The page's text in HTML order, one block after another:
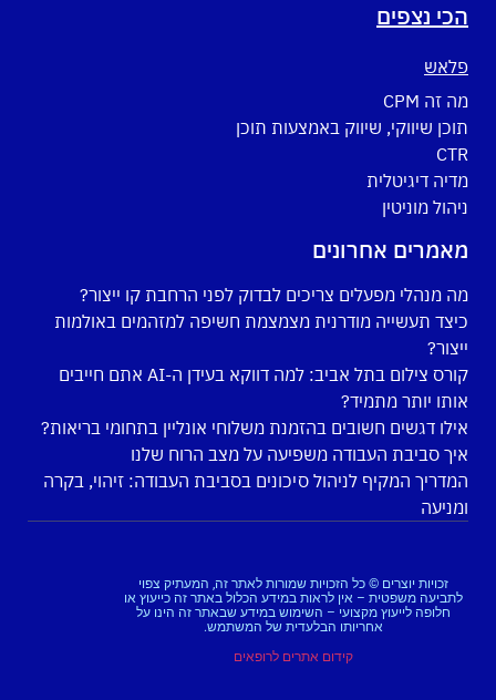
הכי נצפים
פלאש
מה זה CPM
תוכן שיווקי, שיווק באמצעות תוכן
CTR
מדיה דיגיטלית
ניהול מוניטין
מאמרים אחרונים
מה מנהלי מפעלים צריכים לבדוק לפני הרחבת קו ייצור?
כיצד תעשייה מודרנית מצמצמת חשיפה למזהמים באולמות
ייצור?
קורס צילום בתל אביב: למה דווקא בעידן ה-AI אתם חייבים
אותו יותר מתמיד?
אילו דגשים חשובים בהזמנת משלוחי אונליין בתחומי בריאות?
איך סביבת העבודה משפיעה על מצב הרוח שלנו
המדריך המקיף לניהול סיכונים בסביבת העבודה: זיהוי, בקרה
ומניעה
זכויות יוצרים © כל הזכויות שמורות לאתר זה, המעתיק צפוי
לתביעה משפטית – אין לראות במידע הכלול באתר זה כייעוץ או
חלופה לייעוץ מקצועי – השימוש במידע שבאתר זה הינו על
אחריותו הבלעדית של המשתמש.
קידום אתרים לרופאים